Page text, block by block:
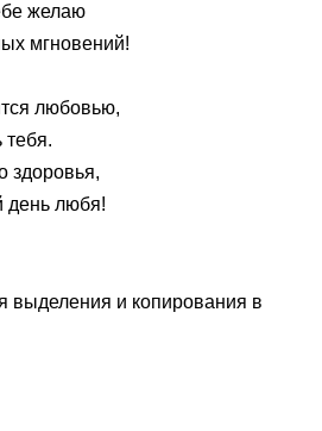
желаю
мгновений!
любовью,
тебя.
здоровья,
день любя!
выделения и копирования в